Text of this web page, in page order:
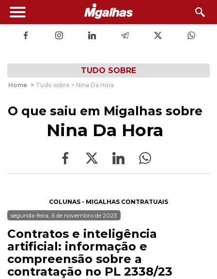
TUDO SOBRE
Home > Tudo sobre > Nina Da Hora
O que saiu em Migalhas sobre
Nina Da Hora
COLUNAS - MIGALHAS CONTRATUAIS
segunda-feira, 6 de novembro de 2023
Contratos e inteligência
artificial: informação e
compreensão sobre a
contratação no PL 2338/23